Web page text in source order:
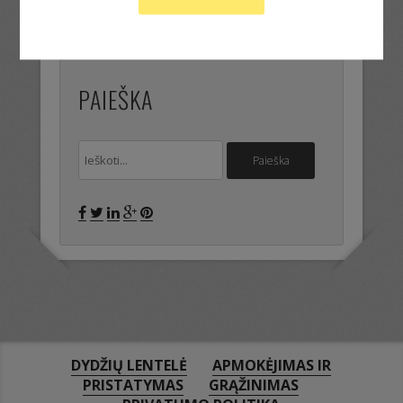
PAIEŠKA
DYDŽIŲ LENTELĖ
APMOKĖJIMAS IR
PRISTATYMAS
GRĄŽINIMAS